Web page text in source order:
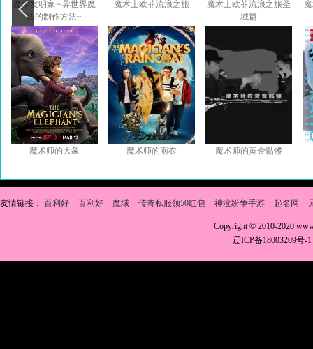
魔术发明家 ~异世界魔
法的制作方法~
魔术士欧菲流浪之旅
魔术士欧菲流浪之旅圣
域篇
魔术师的大象 魔术师的雨衣 魔术师的黄金骷髅
友情链接： 百利好 百利好 魔域 传奇私服领50红包 神泣纷争手游 起名网
Copyright © 2010-2020
辽ICP备18003209号-